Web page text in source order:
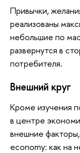
Привычки,
реализованы
небольшие по
развернутся в
потребителя.
Внешний круг
Кроме изучения
в центре
внешние
economy: как на